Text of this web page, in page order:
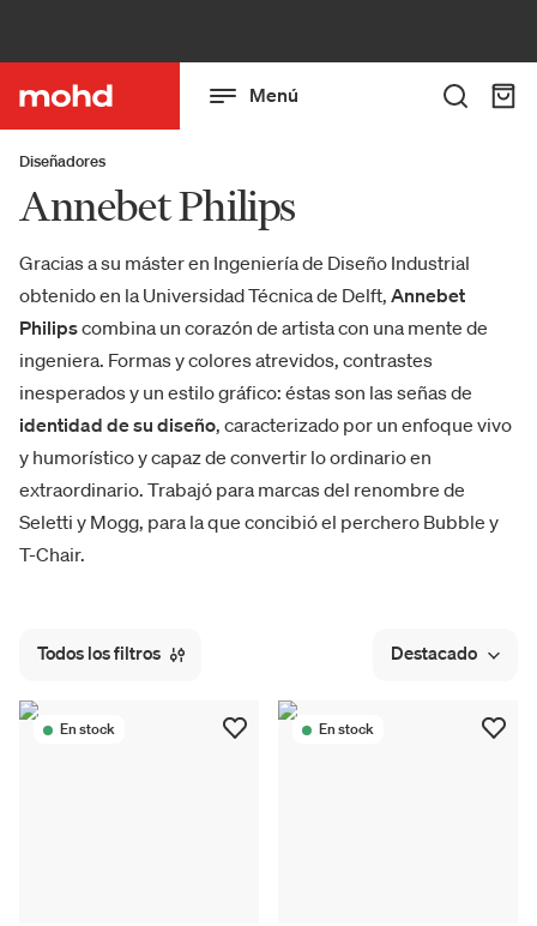
Menú
Diseñadores
Annebet Philips
Gracias a su máster en Ingeniería de Diseño Industrial
obtenido en la Universidad Técnica de Delft, Annebet
Philipscombina un corazón de artista con una mente de
ingeniera. Formas y colores atrevidos, contrastes
inesperados y un estilo gráfico: éstas son las señas de
identidad de su diseño, caracterizado por un enfoque vivo
y humorístico y capaz de convertir lo ordinario en
extraordinario. Trabajó para marcas del renombre de
Seletti y Mogg, para la que concibió el perchero Bubble y
T-Chair.
Todos los filtros Destacado
En stock En stock